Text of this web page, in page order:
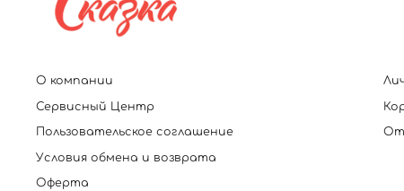
О компании
Сервисный Центр
Пользовательское соглашение
Условия обмена и возврата
Оферта